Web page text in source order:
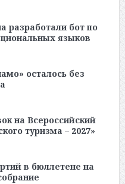
разработали бот по
языков
осталось без
на Всероссийский
туризма – 2027»
в бюллетене на